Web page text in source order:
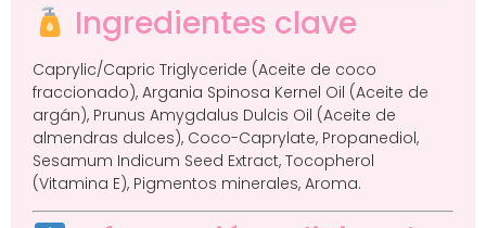
Ingredientes clave
Caprylic/Capric Triglyceride (Aceite de coco
fraccionado), Argania Spinosa Kernel Oil (Aceite de
argán), Prunus Amygdalus Dulcis Oil (Aceite de
almendras dulces), Coco-Caprylate, Propanediol,
Sesamum Indicum Seed Extract, Tocopherol
(Vitamina E), Pigmentos minerales, Aroma.